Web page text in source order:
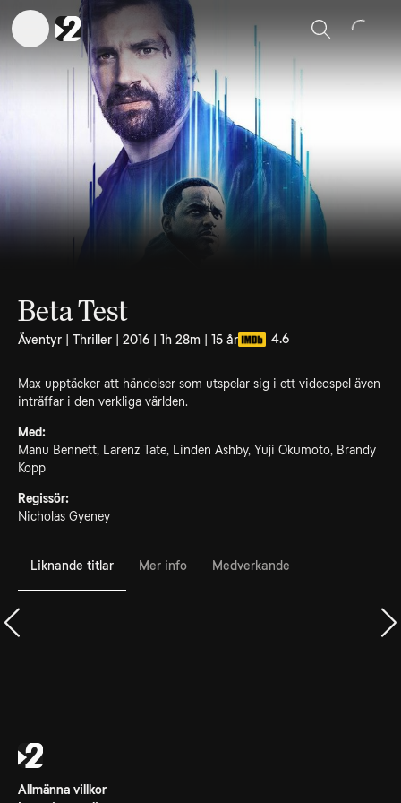
Sök
Beta Test
Äventyr | Thriller | 2016 | 1h 28m | 15 år 4.6
Max upptäcker att händelser som utspelar sig i ett videospel även
inträffar i den verkliga världen.
Med:
Manu Bennett, Larenz Tate, Linden Ashby, Yuji Okumoto, Brandy
Kopp
Regissör:
Nicholas Gyeney
Liknande titlar Mer info Medverkande
Allmänna villkor